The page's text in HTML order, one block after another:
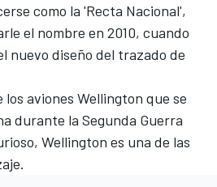
como la 'Recta Nacional',
el nombre en 2010, cuando
nuevo diseño del trazado de
aviones Wellington que se
durante la Segunda Guerra
Wellington es una de las